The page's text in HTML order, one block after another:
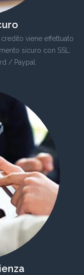
viene effettuato
sicuro con SSL:
/ Paypal